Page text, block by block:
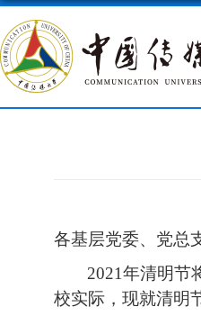
各基层党委、党总
2021年清明节
校实际，现就清明